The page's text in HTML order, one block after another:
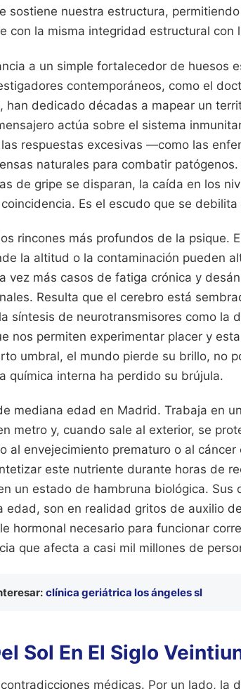
sostiene nuestra estructura,
con la misma integridad estructural con
a un simple fortalecedor de huesos
contemporáneos, como el
han dedicado décadas a mapear un
actúa sobre el sistema
respuestas excesivas —como las
naturales para combatir
de gripe se disparan, la caída en los
Es el escudo que se
rincones más profundos de la psique.
la altitud o la contaminación pueden
vez más casos de fatiga crónica y
Resulta que el cerebro está
síntesis de neurotransmisores como la
nos permiten experimentar placer y
umbral, el mundo pierde su brillo, no
química interna ha perdido su brújula.
mediana edad en Madrid. Trabaja en
metro y, cuando sale al exterior, se
al envejecimiento prematuro o al
este nutriente durante horas de
un estado de hambruna biológica. Sus
edad, son en realidad gritos de auxilio
hormonal necesario para funcionar
que afecta a casi mil millones de
clínica geriátrica los ángeles sl
Sol En El Siglo
médicas. Por un lado, la